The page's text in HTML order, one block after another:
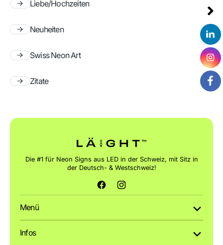
Liebe/Hochzeiten
Neuheiten
Swiss Neon Art
Zitate
Die #1 für Neon Signs aus LED in der Schweiz, mit Sitz in
der Deutsch- & Westschweiz!
FacebookInstagram
Menü
Infos